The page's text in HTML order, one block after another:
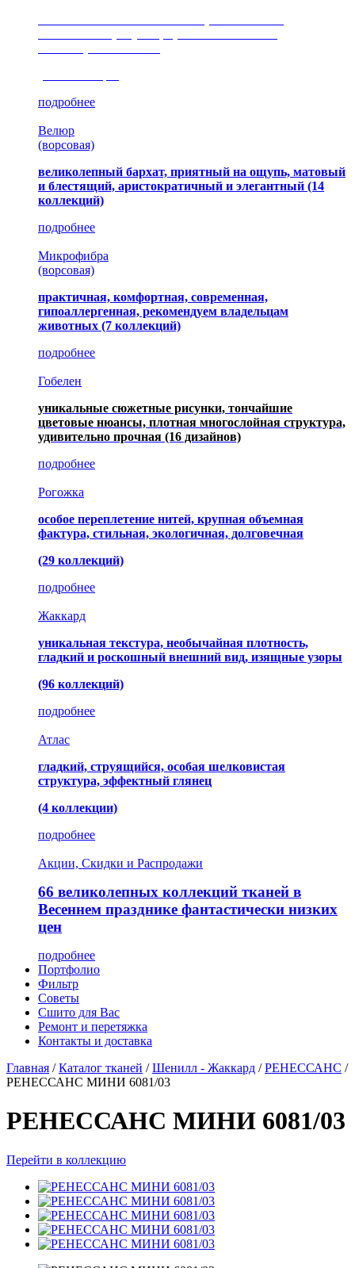
подробнее
Велюр
(ворсовая)
великолепный бархат, приятный на ощупь, матовый
и блестящий, аристократичный и элегантный (14
коллекций)
подробнее
Микрофибра
(ворсовая)
практичная, комфортная, современная,
гипоаллергенная, рекомендуем владельцам
животных (7 коллекций)
подробнее
Гобелен
уникальные сюжетные рисунки, тончайшие
цветовые нюансы, плотная многослойная структура,
удивительно прочная (16 дизайнов)
подробнее
Рогожка
особое переплетение нитей, крупная объемная
фактура, стильная, экологичная, долговечная
(29 коллекций)
подробнее
Жаккард
уникальная текстура, необычайная плотность,
гладкий и роскошный внешний вид, изящные узоры
(96 коллекций)
подробнее
Атлас
гладкий, струящийся, особая шелковистая
структура, эффектный глянец
(4 коллекции)
подробнее
Акции, Скидки и Распродажи
66 великолепных коллекций тканей в
Весеннем празднике фантастически низких
цен
подробнее
Портфолио
Фильтр
Советы
Сшито для Вас
Ремонт и перетяжка
Контакты и доставка
Главная / Каталог тканей / Шенилл - Жаккард / РЕНЕССАНС /
РЕНЕССАНС МИНИ 6081/03
РЕНЕССАНС МИНИ 6081/03
Перейти в коллекцию